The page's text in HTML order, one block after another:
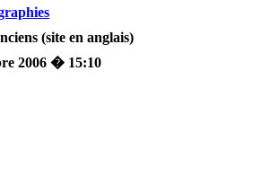
(site en anglais)
2006 � 15:10